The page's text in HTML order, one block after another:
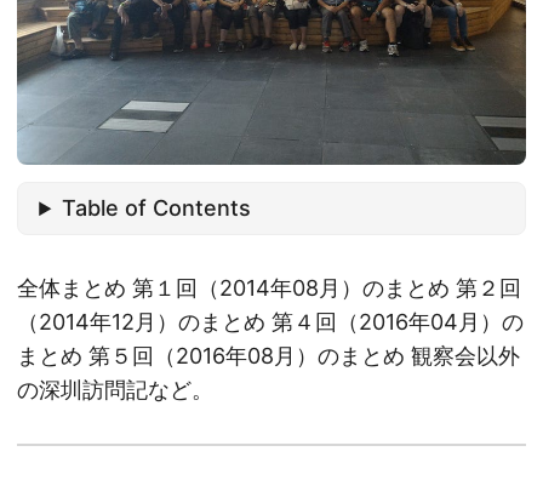
Table of Contents
全体まとめ 第１回（2014年08月）のまとめ 第２回
（2014年12月）のまとめ 第４回（2016年04月）の
まとめ 第５回（2016年08月）のまとめ 観察会以外
の深圳訪問記など。